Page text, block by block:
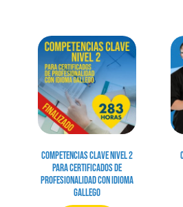
Competencias clave nivel 2
para certificados de
profesionalidad con idioma
gallego